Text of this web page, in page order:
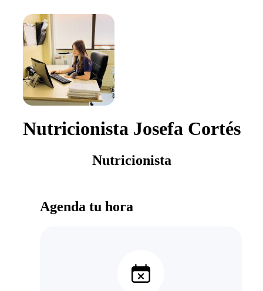
Nutricionista Josefa Cortés
Nutricionista
Agenda tu hora